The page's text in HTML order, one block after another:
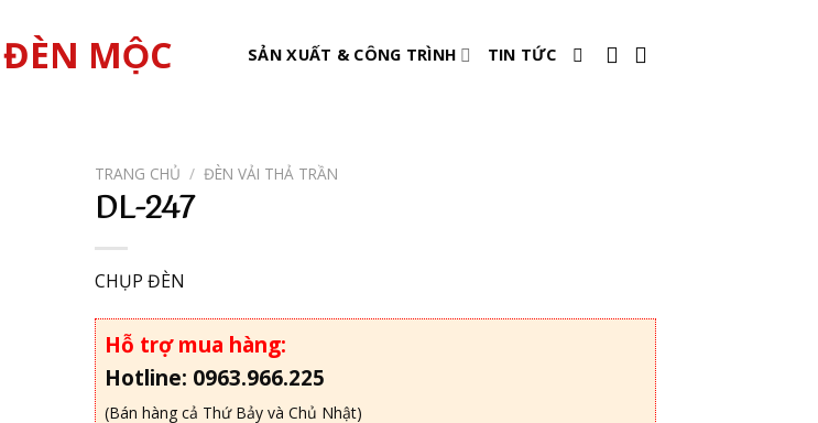
SẢN XUẤT & CÔNG TRÌNH TIN TỨC
TRANG CHỦ / ĐÈN VẢI THẢ TRẦN
DL-247
CHỤP ĐÈN
Hỗ trợ mua hàng:
Hotline: 0963.966.225
(Bán hàng cả Thứ Bảy và Chủ Nhật)